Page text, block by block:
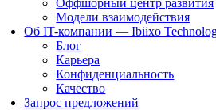
Оффшорный центр развития
Модели взаимодействия
Об IT-компании — Ibiixo
Блог
Карьера
Конфиденциальность
Качество
Запрос предложений